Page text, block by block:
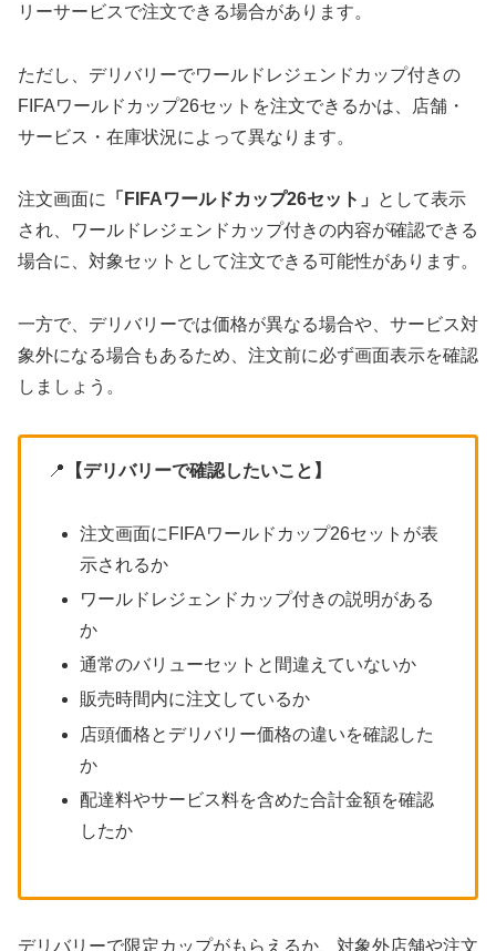
リーサービスで注文できる場合があります。
ただし、デリバリーでワールドレジェンドカップ付きの
FIFAワールドカップ26セットを注文できるかは、店舗・
サービス・在庫状況によって異なります。
注文画面に 「FIFAワールドカップ26セット」
として表示
され、ワールドレジェンドカップ付きの内容が確認できる
場合に、対象セットとして注文できる可能性があります。
一方で、デリバリーでは価格が異なる場合や、サービス対
象外になる場合もあるため、注文前に必ず画面表示を確認
しましょう。
📍 【デリバリーで確認したいこと】
注文画面にFIFAワールドカップ26セットが表
示されるか
ワールドレジェンドカップ付きの説明がある
か
通常のバリューセットと間違えていないか
販売時間内に注文しているか
店頭価格とデリバリー価格の違いを確認した
か
配達料やサービス料を含めた合計金額を確認
したか
デリバリーで限定カップがもらえるか、対象外店舗や注文